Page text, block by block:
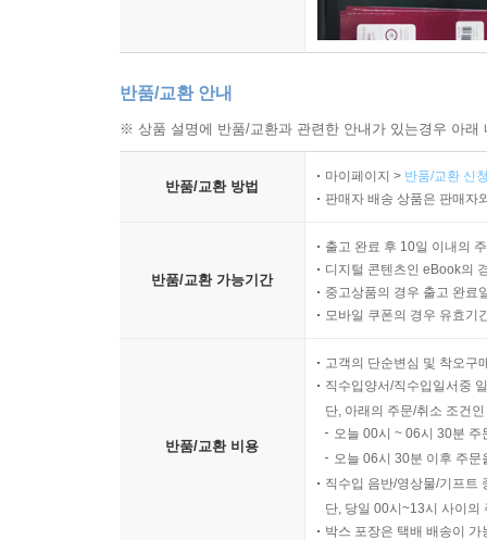
반품/교환 안내
※ 상품 설명에 반품/교환과 관련한 안내가 있는경우 아
반품/교환 방법
마이페이지 > 반품/교환 신
판매자 배송 상품은 판매자
반품/교환 가능기간
출고 완료 후 10일 이내의
디지털 콘텐츠인 eBook의
중고상품의 경우 출고 완료
모바일 쿠폰의 경우 유효기
반품/교환 비용
고객의 단순변심 및 착오구
직수입양서/직수입일서중
단, 아래의 주문/취소 조건
오늘 00시 ~ 06시 30분
오늘 06시 30분 이후 주
직수입 음반/영상물/기프트
단, 당일 00시~13시 사이의
박스 포장은 택배 배송이